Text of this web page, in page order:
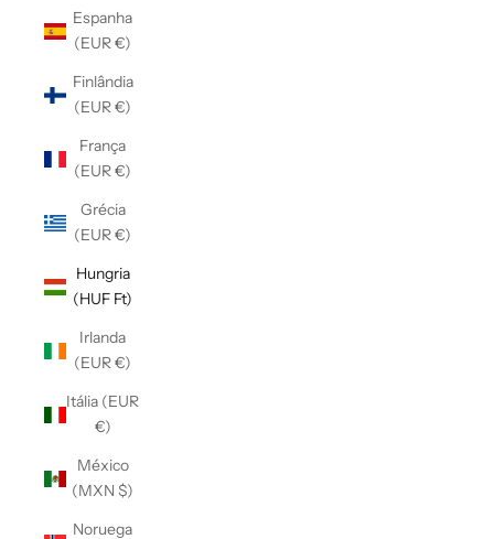
Espanha
(EUR €)
Finlândia
(EUR €)
França
(EUR €)
Grécia
(EUR €)
Hungria
(HUF Ft)
Irlanda
(EUR €)
Itália (EUR
€)
México
(MXN $)
Noruega